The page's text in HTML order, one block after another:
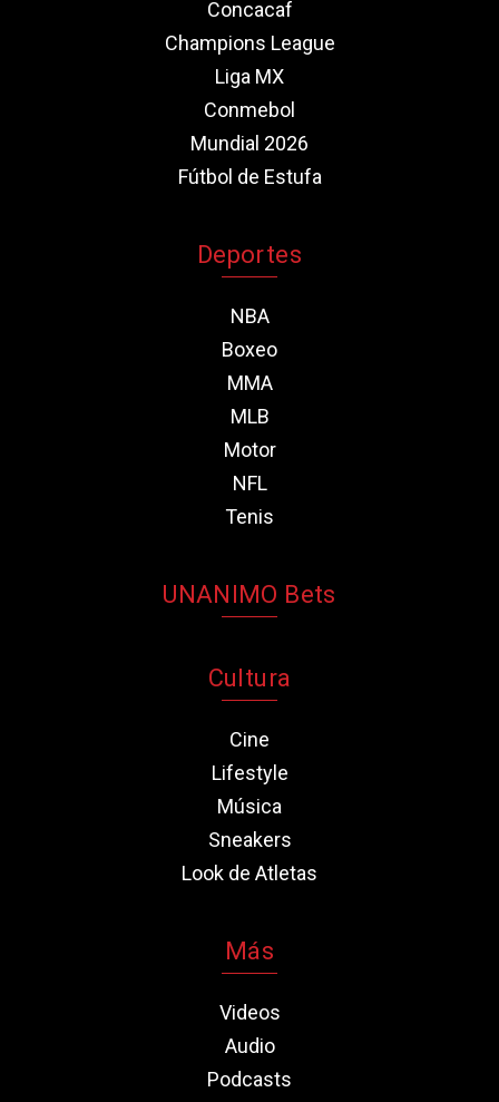
Concacaf
Champions League
Liga MX
Conmebol
Mundial 2026
Fútbol de Estufa
Deportes
NBA
Boxeo
MMA
MLB
Motor
NFL
Tenis
UNANIMO Bets
Cultura
Cine
Lifestyle
Música
Sneakers
Look de Atletas
Más
Videos
Audio
Podcasts